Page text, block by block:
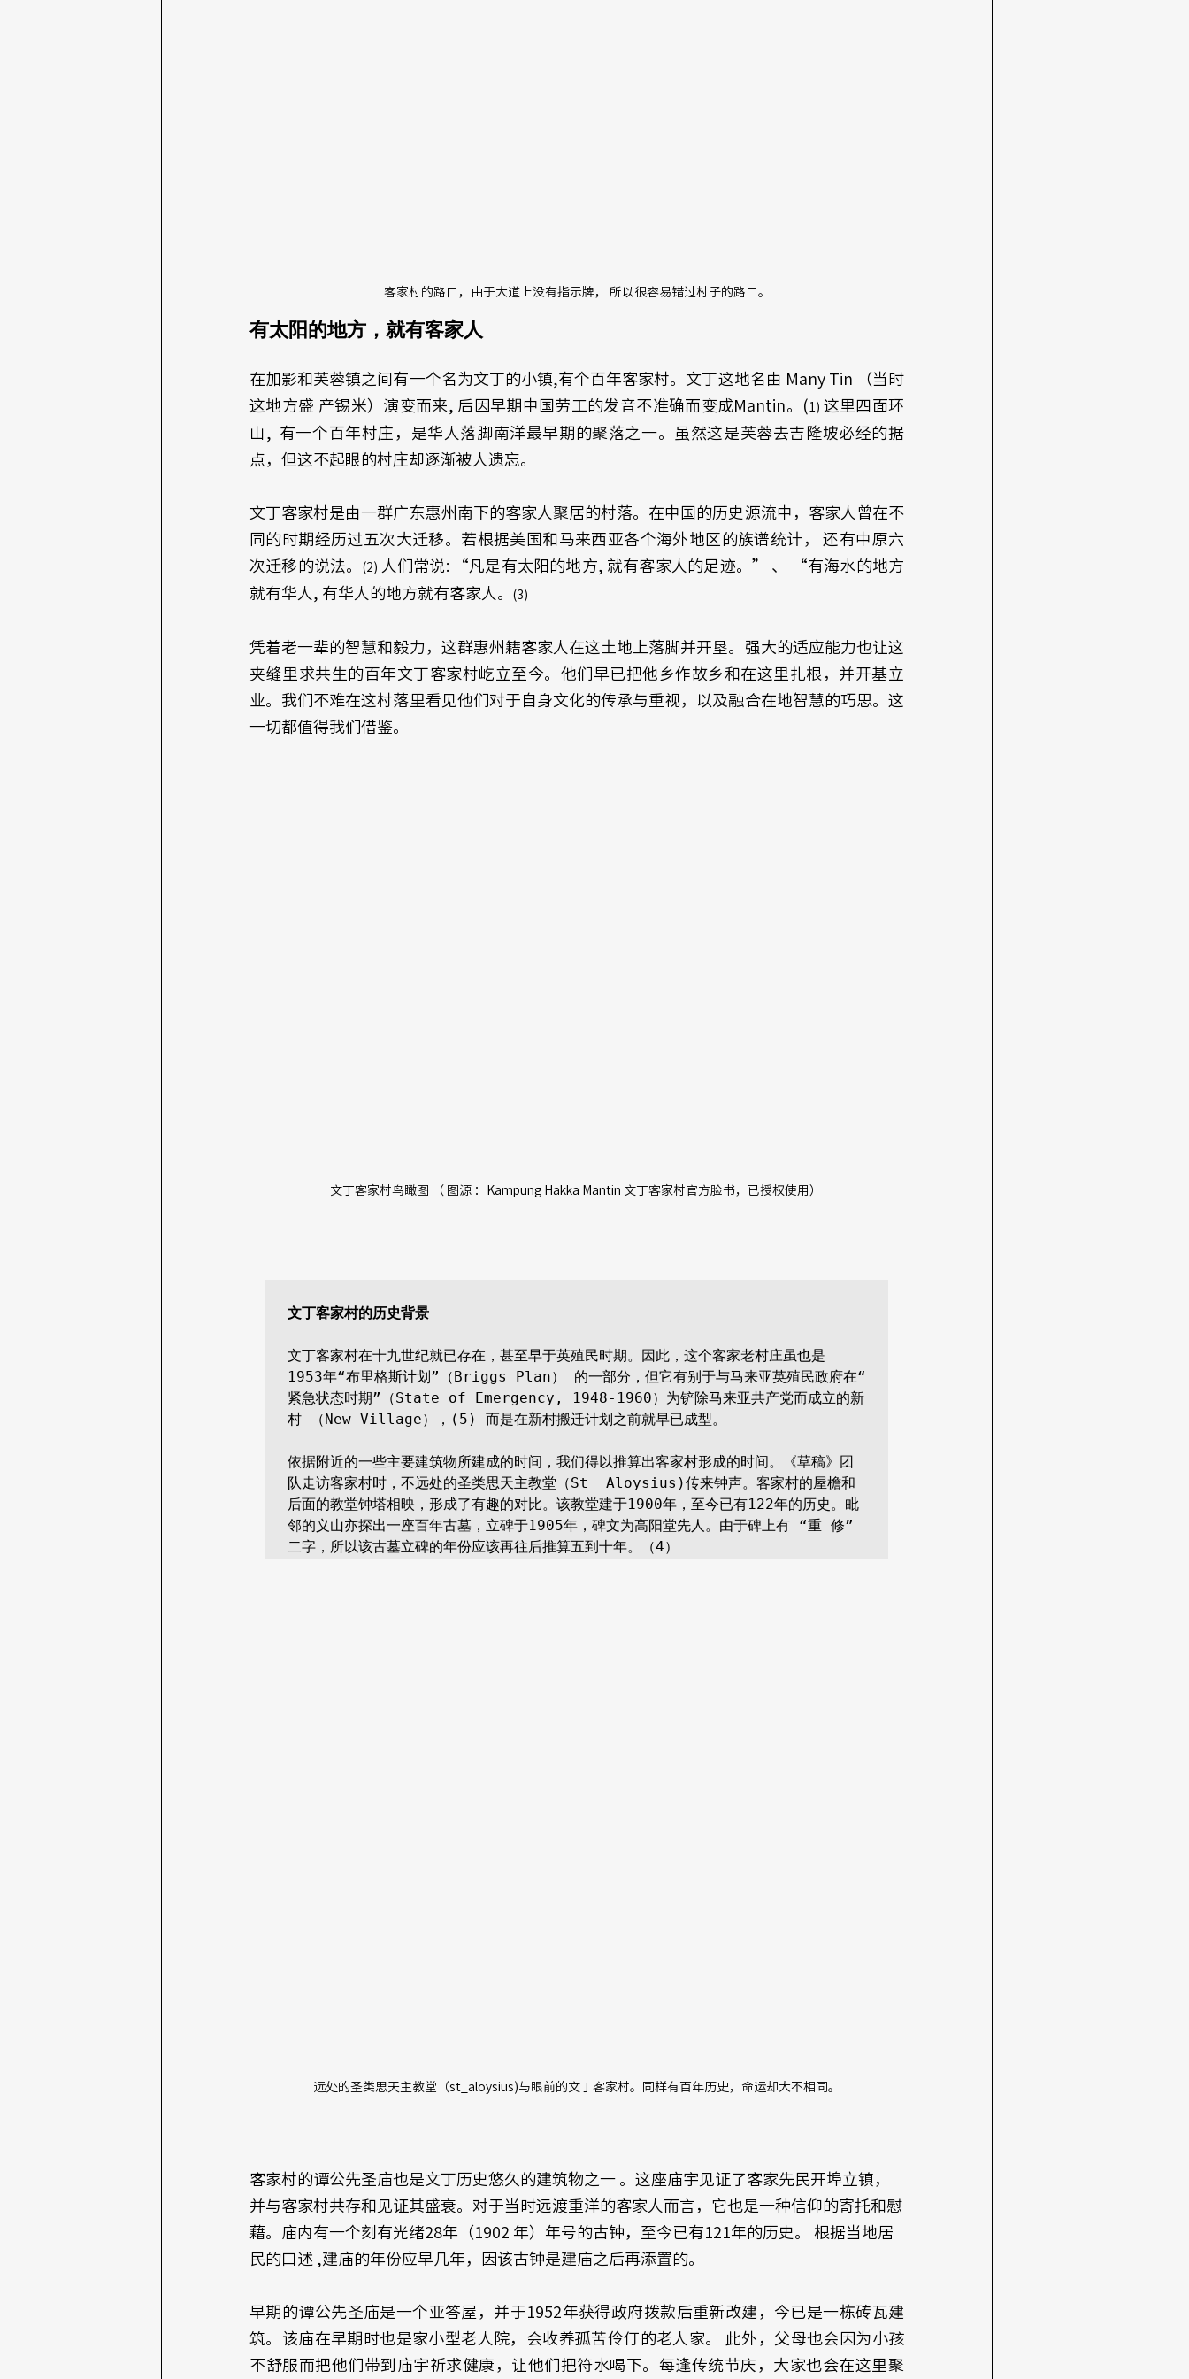
客家村的路口，由于大道上没有指示牌， 所以很容易错过村子的路口。
有太阳的地方，就有客家人
在加影和芙蓉镇之间有一个名为文丁的小镇,有个百年客家村。文丁这地名由 Many Tin （当时
这地方盛 产锡米）演变而来, 后因早期中国劳工的发音不准确而变成Mantin。(1) 这里四面环
山,  有一个百年村庄，是华人落脚南洋最早期的聚落之一。虽然这是芙蓉去吉隆坡必经的据
点，但这不起眼的村庄却逐渐被人遗忘。
文丁客家村是由一群广东惠州南下的客家人聚居的村落。在中国的历史源流中，客家人曾在不
同的时期经历过五次大迁移。若根据美国和马来西亚各个海外地区的族谱统计， 还有中原六
次迁移的说法。
(2) 人们常说: “凡是有太阳的地方, 就有客家人的足迹。” 、 “有海水的地方
就有华人, 有华人的地方就有客家人。 (3)
凭着老一辈的智慧和毅力，这群惠州籍客家人在这土地上落脚并开垦。强大的适应能力也让这
夹缝里求共生的百年文丁客家村屹立至今。他们早已把他乡作故乡和在这里扎根，并开基立
业。我们不难在这村落里看见他们对于自身文化的传承与重视，以及融合在地智慧的巧思。这
一切都值得我们借鉴。
文丁客家村鸟瞰图 （ 图源 ：Kampung Hakka Mantin 文丁客家村官方脸书，已授权使用）
文丁客家村的历史背景
文丁客家村在十九世纪就已存在，甚至早于英殖民时期。因此，这个客家老村庄虽也是
1953年“布里格斯计划”（Briggs Plan） 的一部分，但它有别于与马来亚英殖民政府在“
紧急状态时期”（State of Emergency, 1948-1960）为铲除马来亚共产党而成立的新
村 （New Village），(5) 而是在新村搬迁计划之前就早已成型。
依据附近的一些主要建筑物所建成的时间，我们得以推算出客家村形成的时间。《草稿》团
队走访客家村时，不远处的圣类思天主教堂（St  Aloysius)传来钟声。客家村的屋檐和
后面的教堂钟塔相映，形成了有趣的对比。该教堂建于1900年，至今已有122年的历史。毗
邻的义山亦探出一座百年古墓，立碑于1905年，碑文为高阳堂先人。由于碑上有 “重 修”
远处的圣类思天主教堂（st_aloysius)与眼前的文丁客家村。同样有百年历史，命运却大不相同。
客家村的谭公先圣庙也是文丁历史悠久的建筑物之一 。这座庙宇见证了客家先民开埠立镇，
并与客家村共存和见证其盛衰。对于当时远渡重洋的客家人而言，它也是一种信仰的寄托和慰
藉。庙内有一个刻有光绪28年（1902 年）年号的古钟，至今已有121年的历史。 根据当地居
民的口述 ,建庙的年份应早几年，因该古钟是建庙之后再添置的。
早期的谭公先圣庙是一个亚答屋，并于1952年获得政府拨款后重新改建，今已是一栋砖瓦建
筑。该庙在早期时也是家小型老人院，会收养孤苦伶仃的老人家。 此外，父母也会因为小孩
不舒服而把他们带到庙宇祈求健康，让他们把符水喝下。每逢传统节庆，大家也会在这里聚